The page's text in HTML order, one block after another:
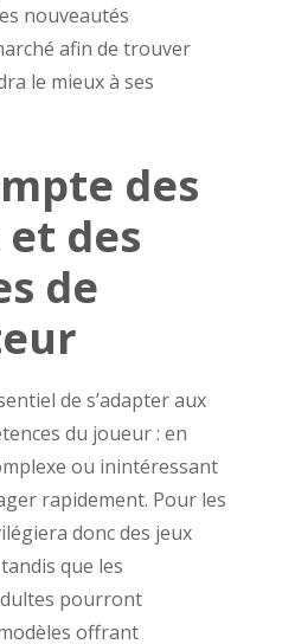
nouveautés
afin de trouver
le mieux à ses
des
des
de
de s’adapter aux
du joueur : en
ou inintéressant
rapidement. Pour les
donc des jeux
que les
pourront
offrant